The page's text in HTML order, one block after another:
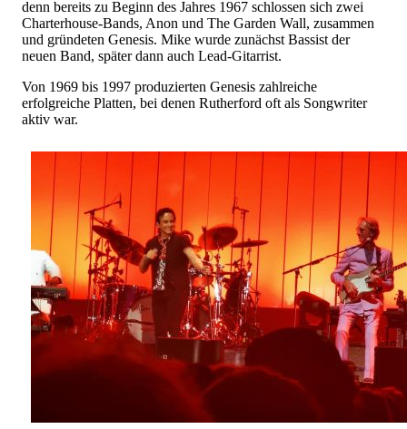
denn bereits zu Beginn des Jahres 1967 schlossen sich zwei
Charterhouse-Bands, Anon und The Garden Wall, zusammen
und gründeten Genesis. Mike wurde zunächst Bassist der
neuen Band, später dann auch Lead-Gitarrist.
Von 1969 bis 1997 produzierten Genesis zahlreiche
erfolgreiche Platten, bei denen Rutherford oft als Songwriter
aktiv war.